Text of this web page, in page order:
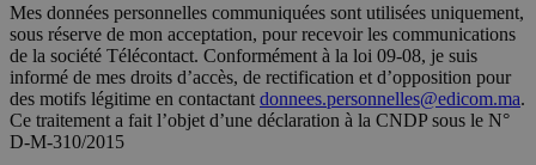
Mes données personnelles communiquées sont utilisées uniquement,
sous réserve de mon acceptation, pour recevoir les communications
de la société Télécontact. Conformément à la loi 09-08, je suis
informé de mes droits d’accès, de rectification et d’opposition pour
des motifs légitime en contactant donnees.personnelles@edicom.ma.
Ce traitement a fait l’objet d’une déclaration à la CNDP sous le N°
D-M-310/2015